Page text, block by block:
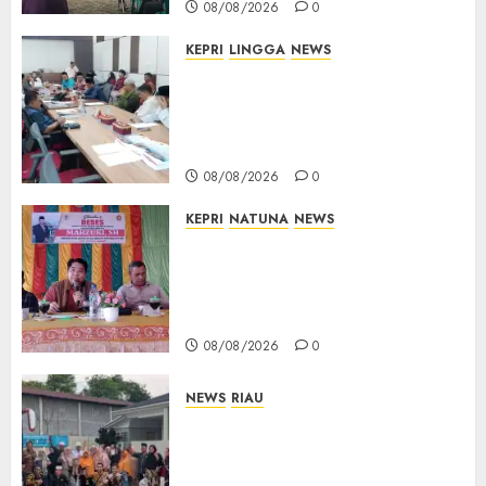
08/08/2026 0
KEPRI LINGGA NEWS
08/08/2026 0
KEPRI NATUNA NEWS
08/08/2026 0
NEWS RIAU